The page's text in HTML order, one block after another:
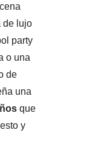
de lujo
party
o una
de
una
que
y